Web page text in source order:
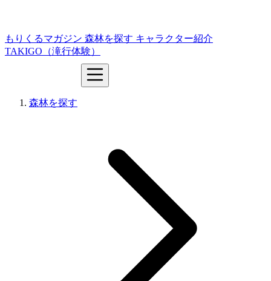
もりくるマガジン 森林を探す キャラクター紹介
TAKIGO（滝行体験）
森林を探す